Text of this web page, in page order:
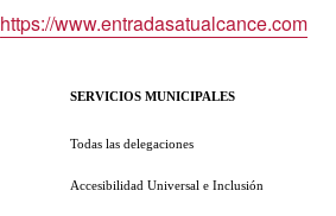
https://www.entradasatualcance.com
SERVICIOS MUNICIPALES
Todas las delegaciones
Accesibilidad Universal e Inclusión